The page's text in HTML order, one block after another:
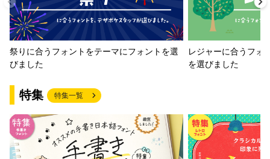
祭りに合うフォントをテーマにフォントを選
びました
レジャーに合うフォ
を選びました
特集 特集一覧